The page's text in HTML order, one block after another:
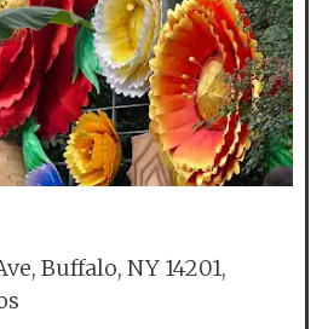
Buffalo, NY 14201,